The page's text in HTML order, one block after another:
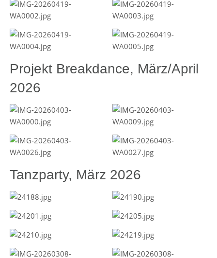
Projekt Breakdance, März/April
2026
Tanzparty, März 2026